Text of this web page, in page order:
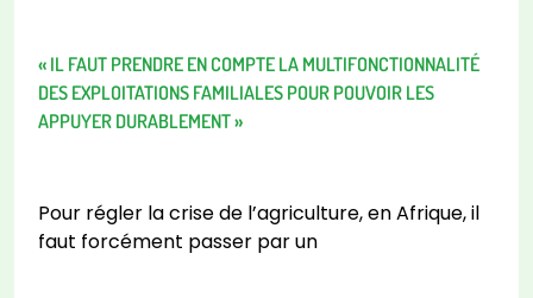
« IL FAUT PRENDRE EN COMPTE LA MULTIFONCTIONNALITÉ
DES EXPLOITATIONS FAMILIALES POUR POUVOIR LES
APPUYER DURABLEMENT »
Pour régler la crise de l’agriculture, en Afrique, il
faut forcément passer par un